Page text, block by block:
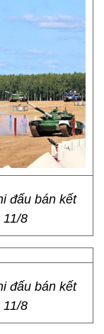
đấu bán kết
11/8
đấu bán kết
11/8